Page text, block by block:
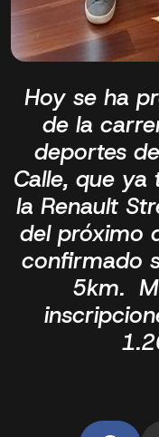
Hoy se ha
de la
deportes
Calle, que
la Renault
del próximo
confirmado
5km.